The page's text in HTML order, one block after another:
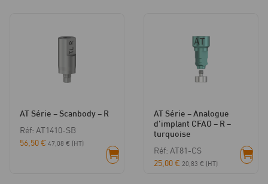
AT Série – Scanbody – R
Réf: AT1410-SB
56,50€ 47,08 € (HT)
AT Série – Analogue
d’implant CFAO – R –
turquoise
Réf: AT81-CS
25,00€ 20,83 € (HT)